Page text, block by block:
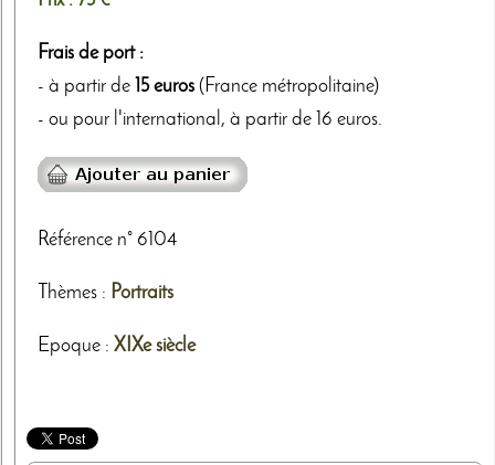
Frais de port :
- à partir de 15 euros (France métropolitaine)
- ou pour l'international, à partir de 16 euros.
Référence n° 6104
Thèmes : Portraits
Epoque : XIXe siècle